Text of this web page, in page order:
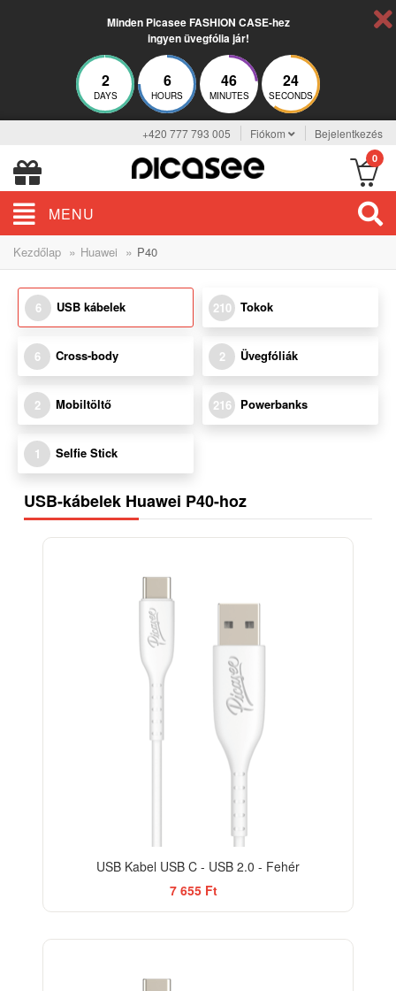
Minden Picasee FASHION CASE-hez
ingyen üvegfólia jár!
2
DAYS
6
HOURS
46
MINUTES
24
SECONDS
+420 777 793 005 Fiókom Bejelentkezés
0
MENU
Kezdőlap » Huawei » P40
6 USB kábelek 210 Tokok
6 Cross-body 2 Üvegfóliák
2 Mobiltöltő 216 Powerbanks
1 Selfie Stick
USB-kábelek Huawei P40-hoz
USB Kabel USB C - USB 2.0 - Fehér
7 655 Ft